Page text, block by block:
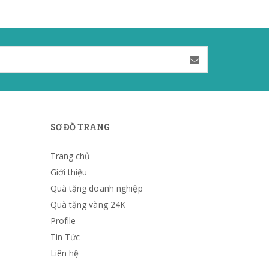
SƠ ĐỒ TRANG
Trang chủ
Giới thiệu
Quà tặng doanh nghiệp
Quà tặng vàng 24K
Profile
Tin Tức
Liên hệ